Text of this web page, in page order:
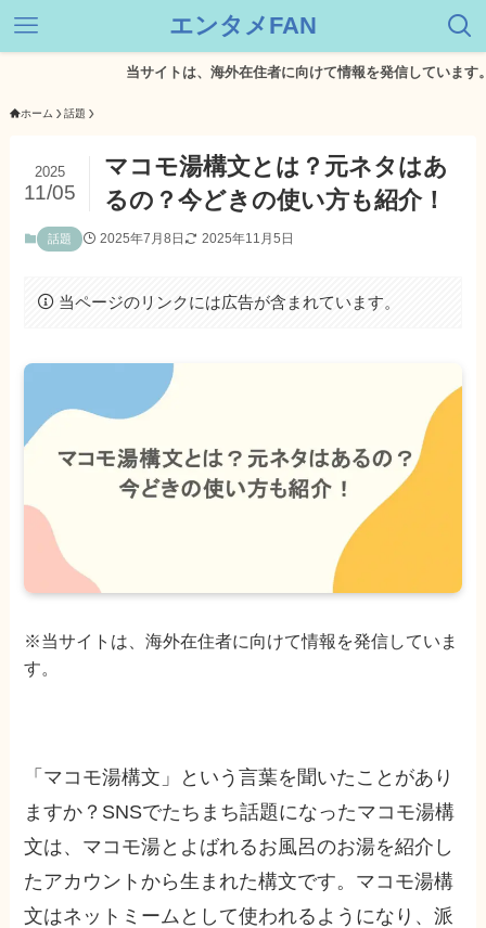
エンタメFAN
当サイトは、海外在住者に向けて情報を発信しています。
ホーム 話題
マコモ湯構文とは？元ネタはあ
るの？今どきの使い方も紹介！
2025
11/05
話題 2025年7月8日 2025年11月5日
当ページのリンクには広告が含まれています。
※当サイトは、海外在住者に向けて情報を発信していま
す。
「マコモ湯構文」という言葉を聞いたことがあり
ますか？SNSでたちまち話題になったマコモ湯構
文は、マコモ湯とよばれるお風呂のお湯を紹介し
たアカウントから生まれた構文です。マコモ湯構
文はネットミームとして使われるようになり、派